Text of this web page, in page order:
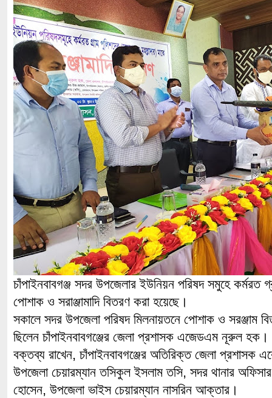
চাঁপাইনবাবগঞ্জ সদর উপজেলার ইউনিয়ন পরিষদ সমুহে কর্মরত
পোশাক ও সরাঞ্জামাদি বিতরণ করা হয়েছে।
সকালে সদর উপজেলা পরিষদ মিলনায়তনে পোশাক ও সরঞ্জাম
ছিলেন চাঁপাইনবাবগঞ্জের জেলা প্রশাসক এজেডএম নূরুল হক।
বক্তব্য রাখেন, চাঁপাইনবাবগঞ্জের অতিরিক্ত জেলা প্রশাসক
উপজেলা চেয়ারম্যান তসিকুল ইসলাম তসি, সদর থানার
হোসেন, উপজেলা ভাইস চেয়ারম্যান নাসরিন আক্তার।